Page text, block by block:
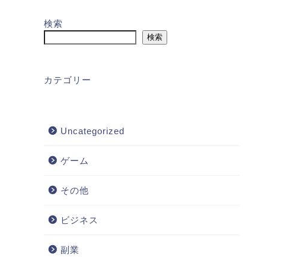
検索
検索
カテゴリー
Uncategorized
ゲーム
その他
ビジネス
副業